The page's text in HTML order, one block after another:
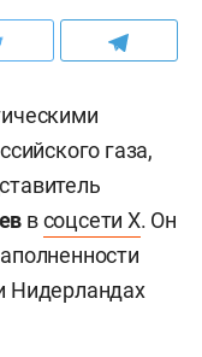
газа,
всоцсети X. Он
Нидерландах